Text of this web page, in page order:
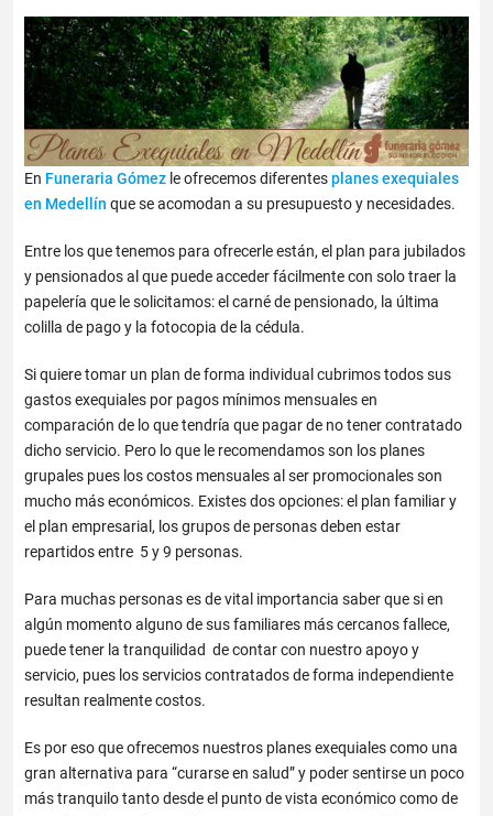
En Funeraria Gómez le ofrecemos diferentesplanes exequiales
en Medellín que se acomodan a su presupuesto y necesidades.
Entre los que tenemos para ofrecerle están, el plan para jubilados
y pensionados al que puede acceder fácilmente con solo traer la
papelería que le solicitamos: el carné de pensionado, la última
colilla de pago y la fotocopia de la cédula.
Si quiere tomar un plan de forma individual cubrimos todos sus
gastos exequiales por pagos mínimos mensuales en
comparación de lo que tendría que pagar de no tener contratado
dicho servicio. Pero lo que le recomendamos son los planes
grupales pues los costos mensuales al ser promocionales son
mucho más económicos. Existes dos opciones: el plan familiar y
el plan empresarial, los grupos de personas deben estar
repartidos entre 5 y 9 personas.
Para muchas personas es de vital importancia saber que si en
algún momento alguno de sus familiares más cercanos fallece,
puede tener la tranquilidad de contar con nuestro apoyo y
servicio, pues los servicios contratados de forma independiente
resultan realmente costos.
Es por eso que ofrecemos nuestros planes exequiales como una
gran alternativa para “curarse en salud” y poder sentirse un poco
más tranquilo tanto desde el punto de vista económico como de